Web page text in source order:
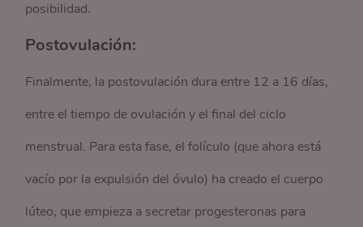
posibilidad.
Postovulación:
Finalmente, la postovulación dura entre 12 a 16 días,
entre el tiempo de ovulación y el final del ciclo
menstrual. Para esta fase, el folículo (que ahora está
vacío por la expulsión del óvulo) ha creado el cuerpo
lúteo, que empieza a secretar progesteronas para